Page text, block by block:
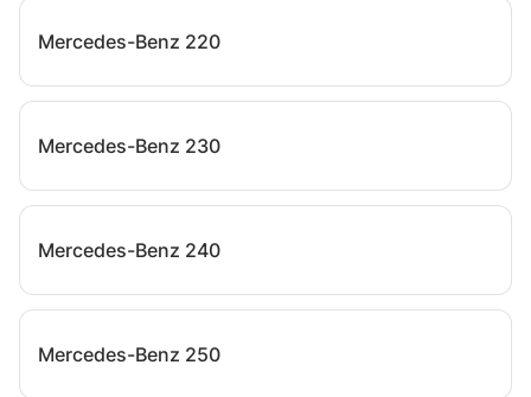
Mercedes-Benz 220
Mercedes-Benz 230
Mercedes-Benz 240
Mercedes-Benz 250